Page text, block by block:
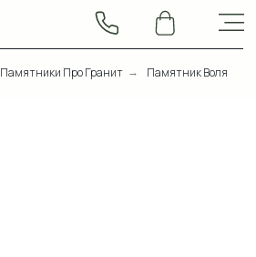
Памятники Про Гранит → Памятник Воля